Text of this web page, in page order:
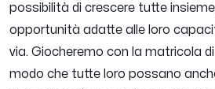
possibilità di crescere tutte
opportunità adatte alle loro
via. Giocheremo con la matricola di
modo che tutte loro possano